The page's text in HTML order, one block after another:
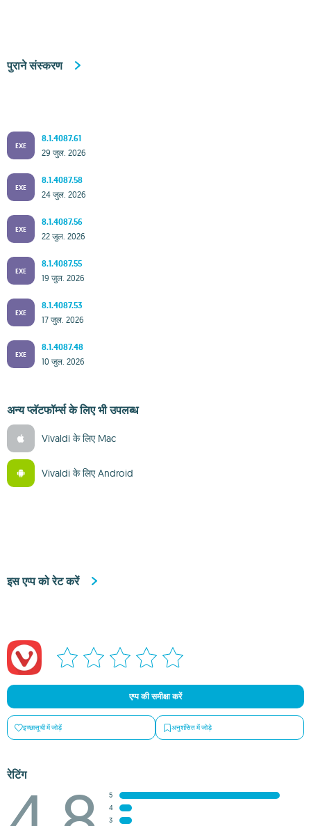
पुराने संस्करण
EXE
8.1.4087.61
29 जुल. 2026
EXE
8.1.4087.58
24 जुल. 2026
EXE
8.1.4087.56
22 जुल. 2026
EXE
8.1.4087.55
19 जुल. 2026
EXE
8.1.4087.53
17 जुल. 2026
EXE
8.1.4087.48
10 जुल. 2026
अन्य प्लॅटफॉर्म्स के लिए भी उपलब्ध
Vivaldi के लिए Mac
Vivaldi के लिए Android
इस एप्प को रेट करें
एप्प की समीक्षा करें
इच्छासूची में जोड़ें अनुशंसित में जोड़े
रेटिंग
5
4
3